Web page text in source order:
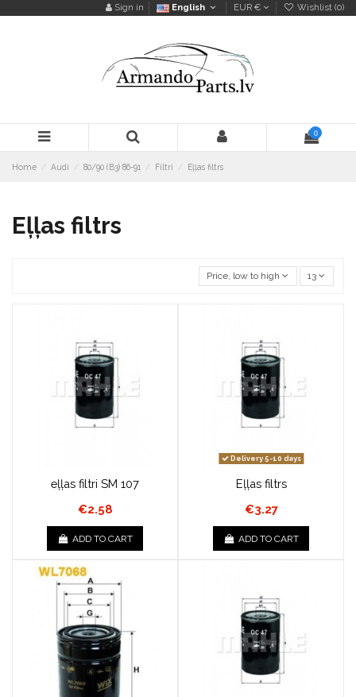
Sign in English EUR € Wishlist (0)
0
Home Audi 80/90 (B3) 86-91 Filtri Eļļas filtrs
Eļļas filtrs
Price, low to high 13
eļļas filtri SM 107
€2.58
ADD TO CART
Delivery 5-10 days
Eļļas filtrs
€3.27
ADD TO CART